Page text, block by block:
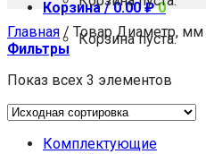
Корзина /0.00₽ 0
Корзина пуста.
Главная / Товар Диаметр, мм
Фильтры
Показ всех 3 элементов
Комплектующие